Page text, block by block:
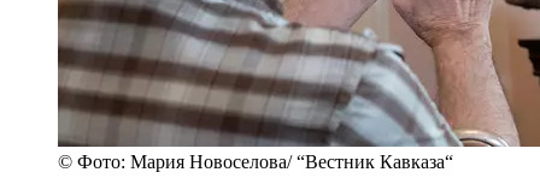
© Фото: Мария Новоселова/ “Вестник Кавказа“